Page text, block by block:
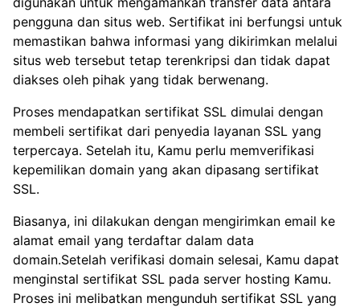
pengguna dan situs web. Sertifikat ini berfungsi untuk
memastikan bahwa informasi yang dikirimkan melalui
situs web tersebut tetap terenkripsi dan tidak dapat
diakses oleh pihak yang tidak berwenang.
Proses mendapatkan sertifikat SSL dimulai dengan
membeli sertifikat dari penyedia layanan SSL yang
terpercaya. Setelah itu, Kamu perlu memverifikasi
kepemilikan domain yang akan dipasang sertifikat
SSL.
Biasanya, ini dilakukan dengan mengirimkan email ke
alamat email yang terdaftar dalam data
domain.Setelah verifikasi domain selesai, Kamu dapat
menginstal sertifikat SSL pada server hosting Kamu.
Proses ini melibatkan mengunduh sertifikat SSL yang